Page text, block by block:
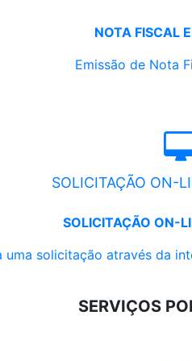
NOTA FISCAL
Emissão de Nota
SOLICITAÇÃO ON-
SOLICITAÇÃO ON-
uma solicitação através da
SERVIÇOS